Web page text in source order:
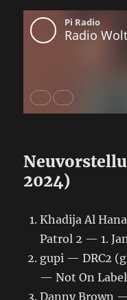
2024)
Khadija Al
Patrol 2 — 1.
gupi — DRC2
— Not On
Danny Brown